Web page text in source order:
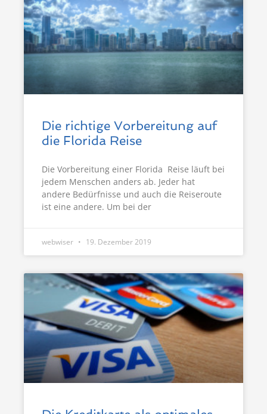
Die richtige Vorbereitung auf
die Florida Reise
Die Vorbereitung einer Florida Reise läuft bei
jedem Menschen anders ab. Jeder hat
andere Bedürfnisse und auch die Reiseroute
ist eine andere. Um bei der
webwiser 19. Dezember 2019